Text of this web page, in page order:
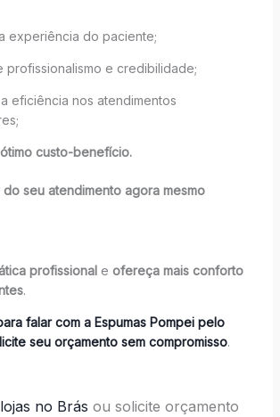
experiência do paciente;
profissionalismo e credibilidade;
eficiência nos atendimentos
ótimo custo-benefício.
seu atendimento agora mesmo
profissionale ofereça mais conforto
.
falar com a Espumas Pompei pelo
seu orçamento sem compromisso.
lojas no Brás ou solicite orçamento